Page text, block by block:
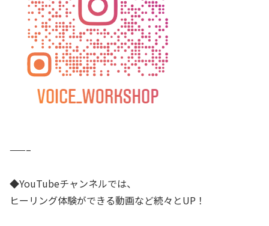
——–
◆YouTubeチャンネルでは、
ヒーリング体験ができる動画など続々とUP！